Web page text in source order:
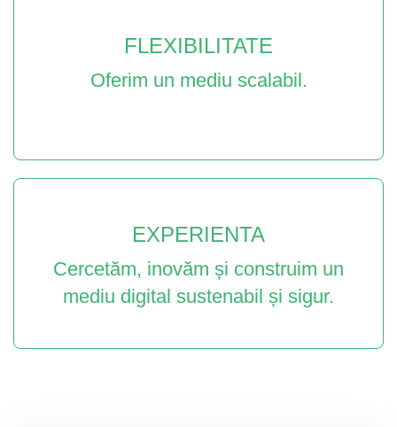
FLEXIBILITATE
Oferim un mediu scalabil.
EXPERIENTA
Cercetăm, inovăm și construim un
mediu digital sustenabil și sigur.